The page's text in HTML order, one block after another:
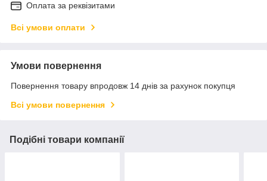
Оплата за реквізитами
Всі умови оплати
Умови повернення
Повернення товару впродовж 14 днів за рахунок покупця
Всі умови повернення
Подібні товари компанії